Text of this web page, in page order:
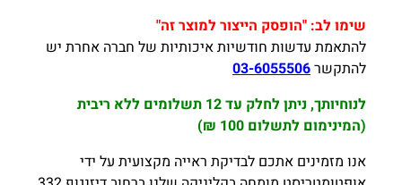
שימו לב: "הופסק הייצור למוצר זה"
להתאמת עדשות חודשיות איכותיות של חברה אחרת יש
להתקשר03-6055506
לנוחיותך, ניתן לחלק עד 12 תשלומים ללא ריבית
(המינימום לתשלום 100 ₪)
אנו מזמינים אתכם לבדיקת ראייה מקצועית על ידי